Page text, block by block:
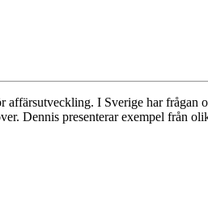
I Sverige har frågan
Dennis presenterar exempel från